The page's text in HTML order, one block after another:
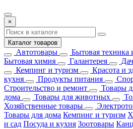
×
Каталог товаров
Автотовары
Бытовая техника
Бытовая химия
Галантерея
Кемпинг и туризм
Красота и
кухня
Продукты питания
Строительство и ремонт
Товары
дома
Товары для животных
Хозяйственные товары
Товары для дома Кемпинг и туризм
и сад Посуда и кухня Зоотовары